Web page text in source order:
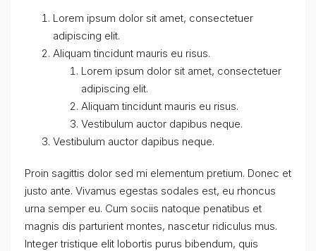
Lorem ipsum dolor sit amet, consectetuer
adipiscing elit.
Aliquam tincidunt mauris eu risus.
Lorem ipsum dolor sit amet, consectetuer
adipiscing elit.
Aliquam tincidunt mauris eu risus.
Vestibulum auctor dapibus neque.
Vestibulum auctor dapibus neque.
Proin sagittis dolor sed mi elementum pretium. Donec et
justo ante. Vivamus egestas sodales est, eu rhoncus
urna semper eu. Cum sociis natoque penatibus et
magnis dis parturient montes, nascetur ridiculus mus.
Integer tristique elit lobortis purus bibendum, quis